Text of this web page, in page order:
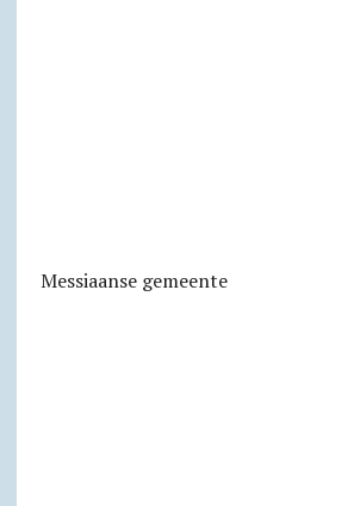
Messiaanse gemeente